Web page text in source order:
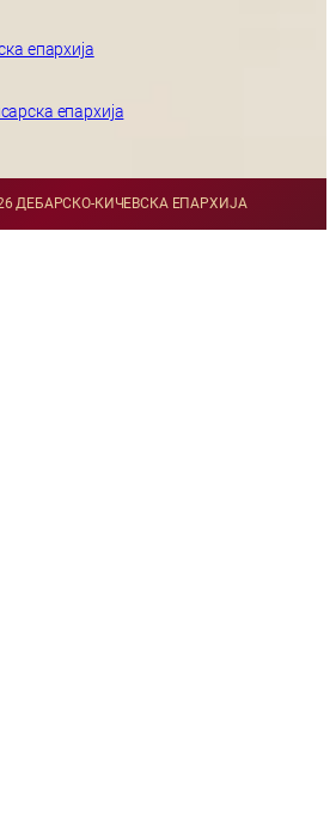
епархија
епархија
ДЕБАРСКО-КИЧЕВСКА ЕПАРХИЈА